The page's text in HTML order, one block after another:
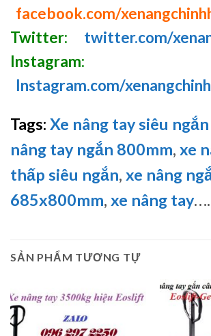
facebook.com/
Twitter:
twitter.com/
Instagram:
Instagram.com/
Tags: Xe nâng tay siêu
nâng tay ngắn 800mm, xe
thấp siêu ngắn, xe nâng
685x800mm, xe nâng tay
SẢN PHẨM TƯƠNG TỰ